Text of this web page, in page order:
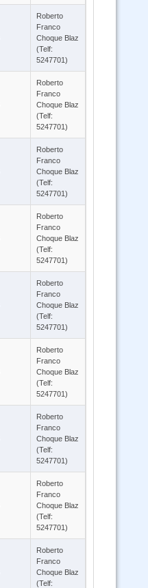
Roberto
Franco
Choque Blaz
(Telf:
5247701)
Roberto
Franco
Choque Blaz
(Telf:
5247701)
Roberto
Franco
Choque Blaz
(Telf:
5247701)
Roberto
Franco
Choque Blaz
(Telf:
5247701)
Roberto
Franco
Choque Blaz
(Telf:
5247701)
Roberto
Franco
Choque Blaz
(Telf:
5247701)
Roberto
Franco
Choque Blaz
(Telf:
5247701)
Roberto
Franco
Choque Blaz
(Telf:
5247701)
Roberto
Franco
Choque Blaz
(Telf: